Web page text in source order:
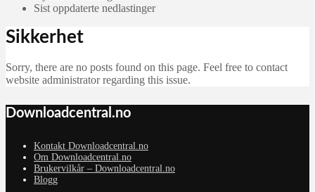
Sist oppdaterte nedlastinger
Sikkerhet
Sorry, there are no posts found on this page. Feel free to contact
website administrator regarding this issue.
Downloadcentral.no
Kontakt Downloadcentral.no
Om Downloadcentral.no
Brukervilkår – Downloadcentral.no
Blogg